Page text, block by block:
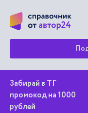
Забирай в ТГ
промокод на 1000
рублей